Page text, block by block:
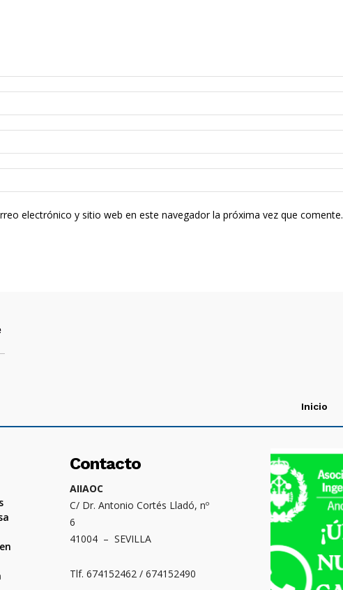
electrónico y sitio web en este navegador la próxima vez que comente.
Inicio
Contacto
AIIAOC
C/ Dr. Antonio Cortés Lladó, nº
6
41004 – SEVILLA
Tlf. 674152462 / 674152490